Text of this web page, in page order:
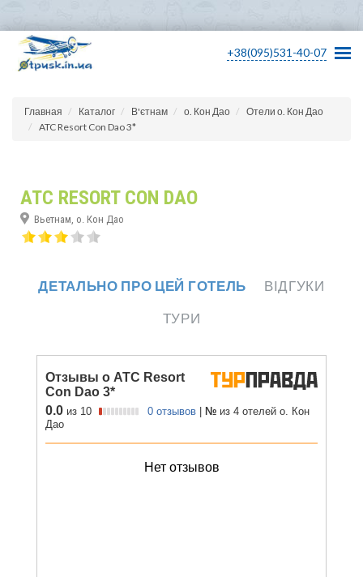
+38(095)531-40-07
Главная Каталог В'єтнам о. Кон Дао
Отели о. Кон Дао
ATC Resort Con Dao 3*
ATC RESORT CON DAO
Вьетнам, о. Кон Дао
ДЕТАЛЬНО ПРО ЦЕЙ ГОТЕЛЬ
ВІДГУКИ
ТУРИ